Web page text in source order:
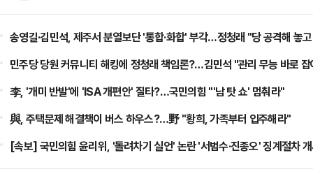
송영길·김민석, 제주서 분열보단 '통합·화합' 부각…정청래 "당 공격해 놓
민주당 당원 커뮤니티 해킹에 정청래 책임론?…김민석 "관리 무능 바로
李, '개미 반발'에 'ISA 개편안' 질타?…국민의힘 "'남 탓 쇼' 멈춰라"
與, 주택문제 해결책이 버스 하우스?…野 "황희, 가족부터 입주해라"
[속보] 국민의힘 윤리위, '돌려차기 실언' 논란 '서범수·진종오' 징계절차